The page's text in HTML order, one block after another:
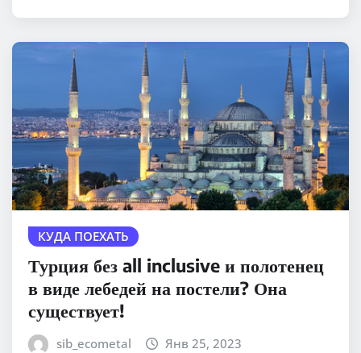
КУДА ПОЕХАТЬ
Турция без all inclusive и полотенец
в виде лебедей на постели? Она
существует!
sib_ecometal Янв 25, 2023